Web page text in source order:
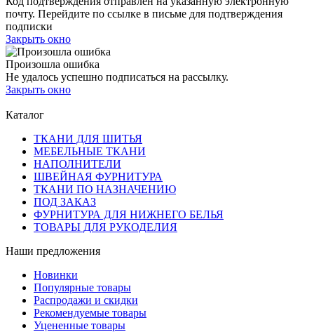
почту. Перейдите по ссылке в письме для подтверждения
подписки
Закрыть окно
Произошла ошибка
Не удалось успешно подписаться на рассылку.
Закрыть окно
Каталог
ТКАНИ ДЛЯ ШИТЬЯ
МЕБЕЛЬНЫЕ ТКАНИ
НАПОЛНИТЕЛИ
ШВЕЙНАЯ ФУРНИТУРА
ТКАНИ ПО НАЗНАЧЕНИЮ
ПОД ЗАКАЗ
ФУРНИТУРА ДЛЯ НИЖНЕГО БЕЛЬЯ
ТОВАРЫ ДЛЯ РУКОДЕЛИЯ
Наши предложения
Новинки
Популярные товары
Распродажи и скидки
Рекомендуемые товары
Уцененные товары